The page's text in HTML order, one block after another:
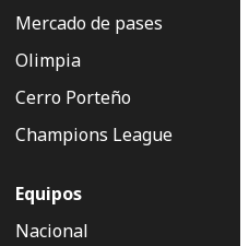
Mercado de pases
Olimpia
Cerro Porteño
Champions League
Equipos
Nacional